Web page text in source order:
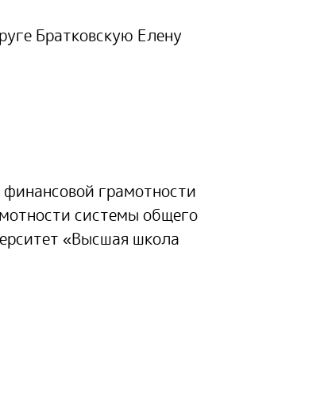
Братковскую Елену
грамотности
системы общего
«Высшая школа